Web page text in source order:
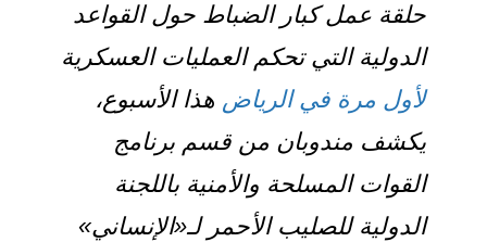
حلقة عمل كبار الضباط حول القواعد
الدولية التي تحكم العمليات العسكرية
لأول مرة في الرياض هذا الأسبوع،
يكشف مندوبان من قسم برنامج
القوات المسلحة والأمنية باللجنة
الدولية للصليب الأحمر لـ«الإنساني»